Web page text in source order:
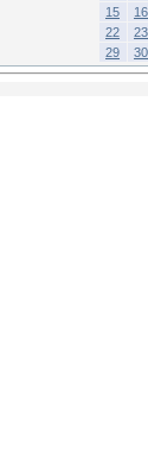
15
16
22
23
29
30